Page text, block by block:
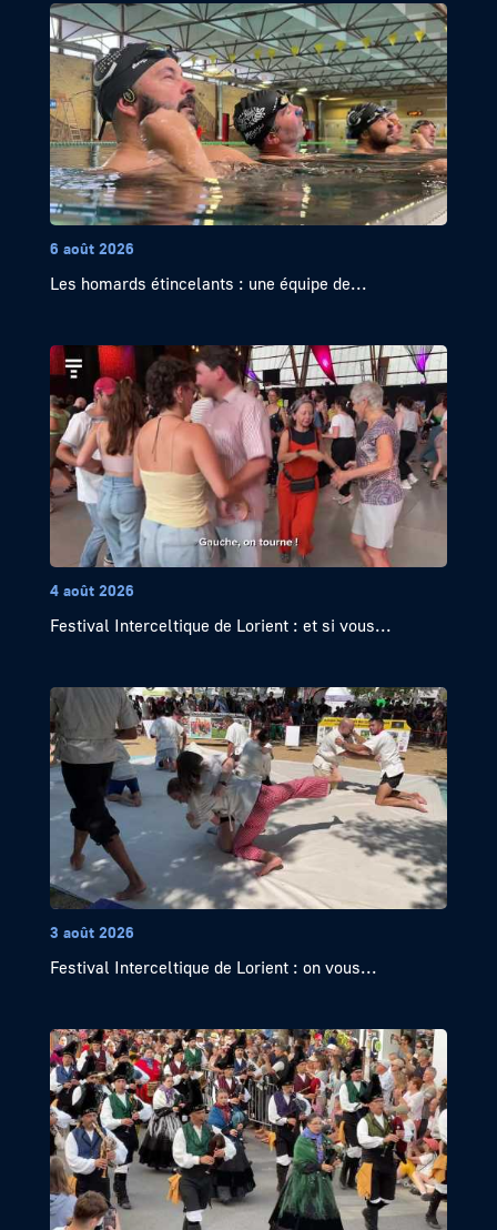
6 août 2026
Les homards étincelants : une équipe de...
4 août 2026
Festival Interceltique de Lorient : et si vous...
3 août 2026
Festival Interceltique de Lorient : on vous...